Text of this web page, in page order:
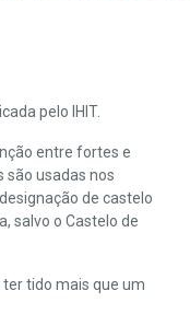
pelo IHIT.
entre fortes e
são usadas nos
de castelo
salvo o Castelo de
tido mais que um